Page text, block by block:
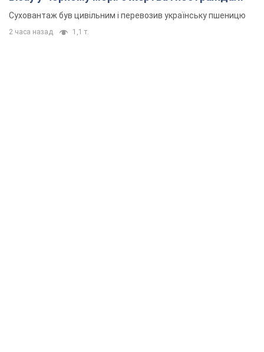
Суховантаж був цивільним і перевозив українську пшеницю
2 часа назад 1,1 т.